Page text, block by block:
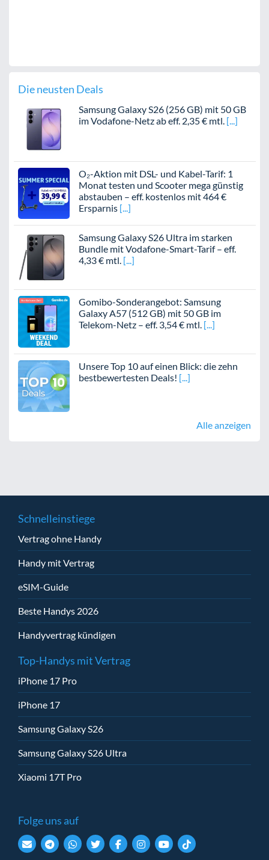
Die neusten Deals
Samsung Galaxy S26 (256 GB) mit 50 GB
im Vodafone-Netz ab eff. 2,35 € mtl.
O₂-Aktion mit DSL- und Kabel-Tarif: 1
Monat testen und Scooter mega günstig
abstauben – eff. kostenlos mit 464 €
Ersparnis
Samsung Galaxy S26 Ultra im starken
Bundle mit Vodafone-Smart-Tarif – eff.
4,33 € mtl.
Gomibo-Sonderangebot: Samsung
Galaxy A57 (512 GB) mit 50 GB im
Telekom-Netz – eff. 3,54 € mtl.
Unsere Top 10 auf einen Blick: die zehn
bestbewertesten Deals!
Alle anzeigen
Schnelleinstiege
Vertrag ohne Handy
Handy mit Vertrag
eSIM-Guide
Beste Handys 2026
Handyvertrag kündigen
Top-Handys mit Vertrag
iPhone 17 Pro
iPhone 17
Samsung Galaxy S26
Samsung Galaxy S26 Ultra
Xiaomi 17T Pro
Folge uns auf